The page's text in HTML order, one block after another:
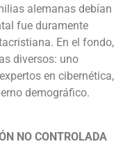
alemanas debían
fue duramente
En el fondo,
diversos: uno
en cibernética,
demográfico.
NO CONTROLADA